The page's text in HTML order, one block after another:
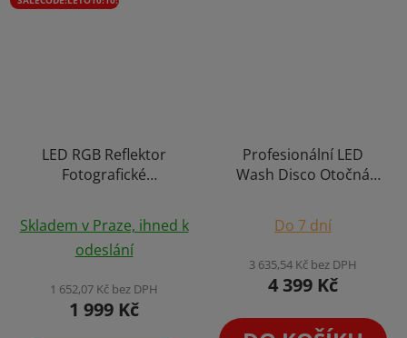
LED RGB Reflektor
Fotografické
Studio Světlo s
Rukojetí COB 60W
Skladem v Praze, ihned k
odeslání
1 652,07 Kč bez DPH
1 999 Kč
Profesionální LED
Wash Disco Otočná
19x10W
Do 7 dní
3 635,54 Kč bez DPH
4 399 Kč